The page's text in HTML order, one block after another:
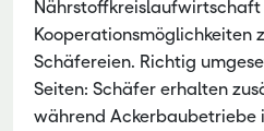
Nährstoffkreislaufwirtschaft
Kooperationsmöglichkeiten
Schäfereien. Richtig
Seiten: Schäfer erhalten
während Ackerbaubetriebe